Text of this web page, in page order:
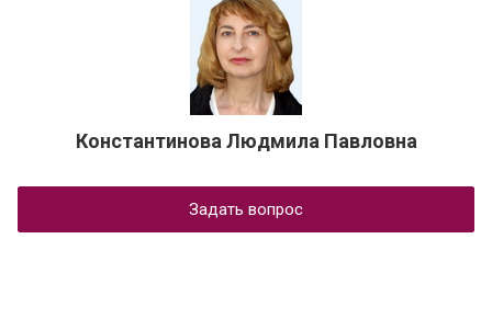
Константинова Людмила Павловна
Задать вопрос